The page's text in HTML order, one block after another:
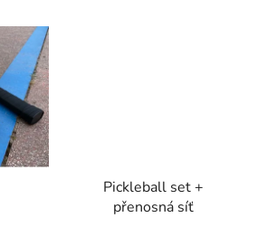
Pickleball set +
přenosná síť